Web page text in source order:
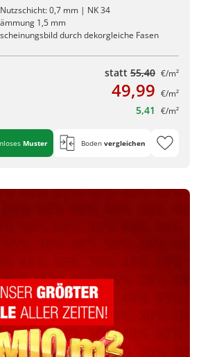
0,7 mm | NK 34
1,5 mm
durch dekorgleiche Fasen
statt 55,40 €/m²
49,99 €/m²
5,41 €/m²
Muster Boden vergleichen